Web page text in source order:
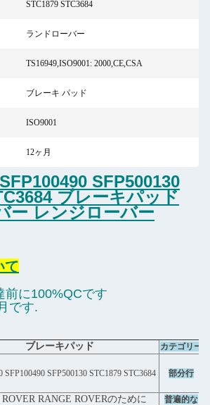
STC1879 STC3684
ランドローバー
TS16949,ISO9001: 2000,CE,CSA
ブレーキ パッド
ISO9001
12ヶ月
SFP500130
ブレーキパッド
ー レンジローバー
て
前に100%QCです
です.
ブレーキパッド カテゴリー
SFP100490 SFP500130 STC1879 STC3684 部分行
RANGE ROVERのために 普遍的な